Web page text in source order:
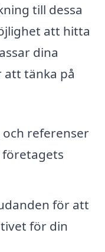
till dessa
att hitta
dina
att tänka på
referenser
för att
för din